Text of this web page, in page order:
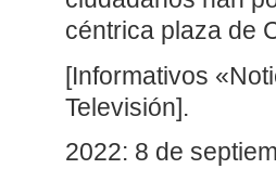
céntrica plaza de
[Informativos
Televisión].
2022: 8 de